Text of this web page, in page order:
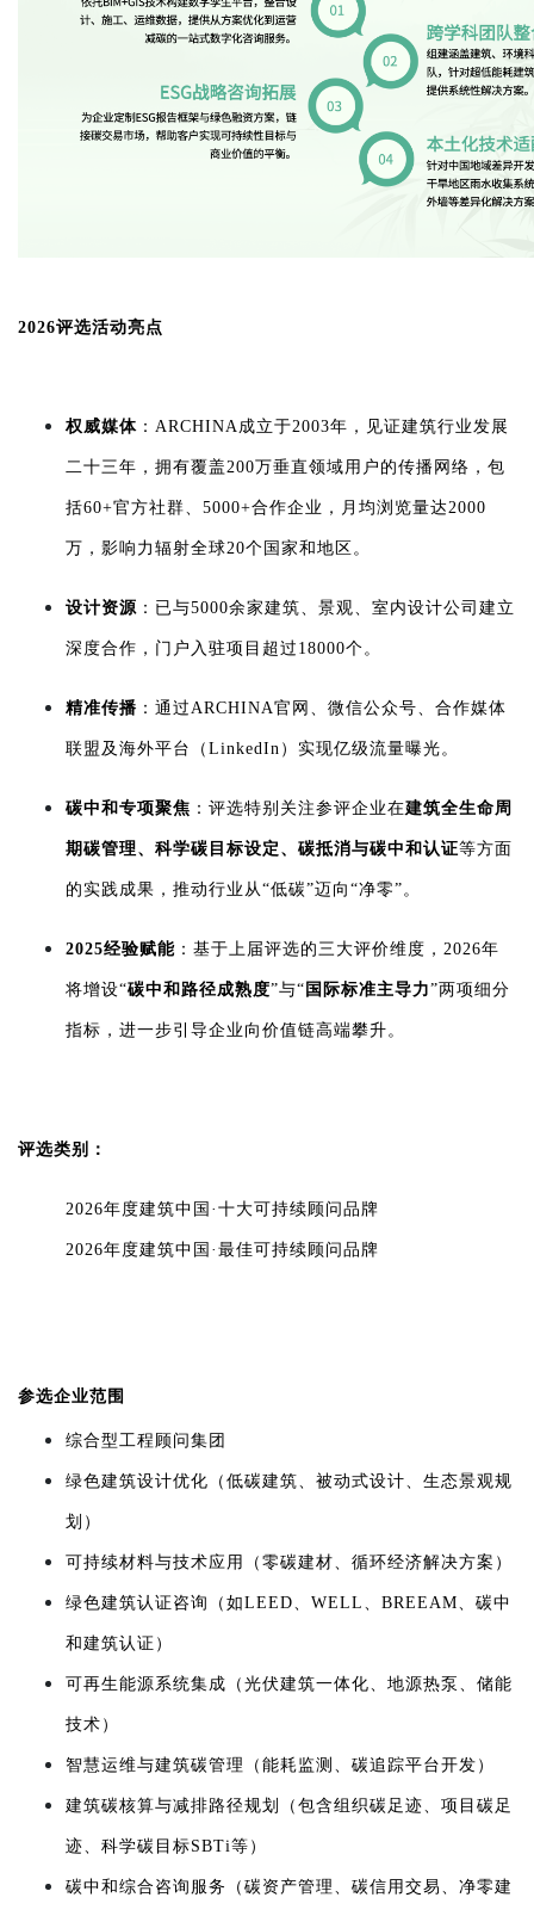
2026评选活动亮点
权威媒体 ：ARCHINA成立于2003年，见证建筑行业发展
二十三年，拥有覆盖200万垂直领域用户的传播网络，包
括60+官方社群、5000+合作企业，月均浏览量达2000
万，影响力辐射全球20个国家和地区。
设计资源 ：已与5000余家建筑、景观、室内设计公司建立
深度合作，门户入驻项目超过18000个。
精准传播 ：通过ARCHINA官网、微信公众号、合作媒体
联盟及海外平台（LinkedIn）实现亿级流量曝光。
碳中和专项聚焦 ：评选特别关注参评企业在建筑全生命周
期碳管理、科学碳目标设定、碳抵消与碳中和认证等方面
的实践成果，推动行业从“低碳”迈向“净零”。
2025经验赋能 ：基于上届评选的三大评价维度，2026年
将增设“碳中和路径成熟度”与“ 国际标准主导力”两项细分
指标，进一步引导企业向价值链高端攀升。
评选类别：
2026年度建筑中国·十大可持续顾问品牌
2026年度建筑中国·最佳可持续顾问品牌
参选企业范围
综合型工程顾问集团
绿色建筑设计优化（低碳建筑、被动式设计、生态景观规
划）
可持续材料与技术应用（零碳建材、循环经济解决方案）
绿色建筑认证咨询（如LEED、WELL、BREEAM、碳中
和建筑认证）
可再生能源系统集成（光伏建筑一体化、地源热泵、储能
技术）
智慧运维与建筑碳管理（能耗监测、碳追踪平台开发）
建筑碳核算与减排路径规划（包含组织碳足迹、项目碳足
迹、科学碳目标SBTi等）
碳中和综合咨询服务（碳资产管理、碳信用交易、净零建